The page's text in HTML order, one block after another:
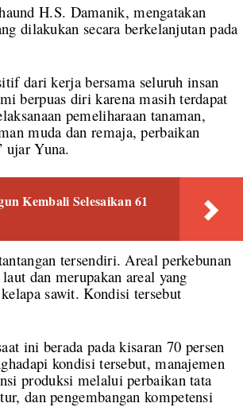
H.S. Damanik, mengatakan
dilakukan secara berkelanjutan pada
dari kerja bersama seluruh insan
berpuas diri karena masih terdapat
pemeliharaan tanaman,
muda dan remaja, perbaikan
ujar Yuna.
Kembali Selesaikan 61
tersendiri. Areal perkebunan
dan merupakan areal yang
sawit. Kondisi tersebut
ini berada pada kisaran 70 persen
kondisi tersebut, manajemen
produksi melalui perbaikan tata
dan pengembangan kompetensi